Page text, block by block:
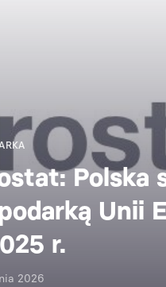
Polska
Unii
r.
2026